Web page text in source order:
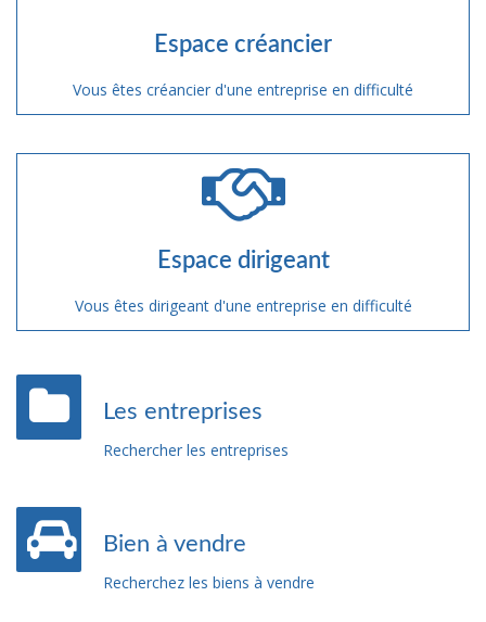
Espace créancier
Vous êtes créancier d'une entreprise en difficulté
Espace dirigeant
Vous êtes dirigeant d'une entreprise en difficulté
Les entreprises
Rechercher les entreprises
Bien à vendre
Recherchez les biens à vendre